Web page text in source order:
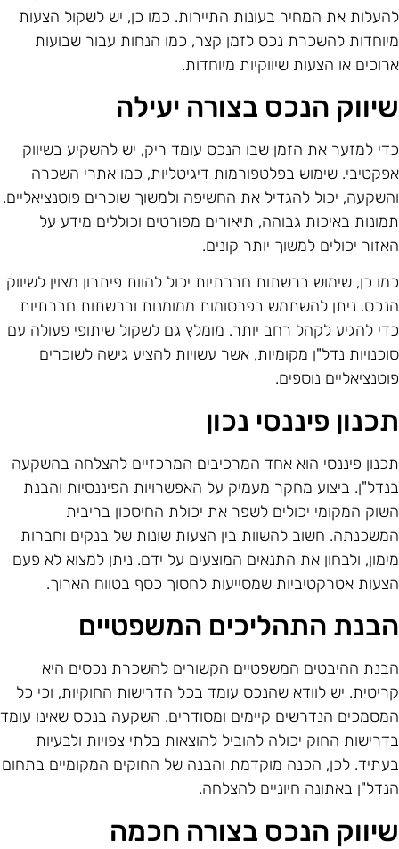
את המחיר בעונות התיירות. כמו כן, יש לשקול הצעות
להשכרת נכס לזמן קצר, כמו הנחות עבור שבועות
או הצעות שיווקיות מיוחדות.
הנכס בצורה יעילה
למזער את הזמן שבו הנכס עומד ריק, יש להשקיע בשיווק
שימוש בפלטפורמות דיגיטליות, כמו אתרי השכרה
יכול להגדיל את החשיפה ולמשוך שוכרים פוטנציאליים.
באיכות גבוהה, תיאורים מפורטים וכוללים מידע על
יכולים למשוך יותר קונים.
כן, שימוש ברשתות חברתיות יכול להוות פיתרון מצוין לשיווק
ניתן להשתמש בפרסומות ממומנות וברשתות חברתיות
להגיע לקהל רחב יותר. מומלץ גם לשקול שיתופי פעולה עם
נדל"ן מקומיות, אשר עשויות להציע גישה לשוכרים
נוספים.
פיננסי נכון
פיננסי הוא אחד המרכיבים המרכזיים להצלחה בהשקעה
ביצוע מחקר מעמיק על האפשרויות הפיננסיות והבנת
המקומי יכולים לשפר את יכולת החיסכון בריבית
חשוב להשוות בין הצעות שונות של בנקים וחברות
ולבחון את התנאים המוצעים על ידם. ניתן למצוא לא פעם
אטרקטיביות שמסייעות לחסוך כסף בטווח הארוך.
התהליכים המשפטיים
ההיבטים המשפטיים הקשורים להשכרת נכסים היא
יש לוודא שהנכס עומד בכל הדרישות החוקיות, וכי כל
הנדרשים קיימים ומסודרים. השקעה בנכס שאינו עומד
החוק יכולה להוביל להוצאות בלתי צפויות ולבעיות
לכן, הכנה מוקדמת והבנה של החוקים המקומיים בתחום
באתונה חיוניים להצלחה.
הנכס בצורה חכמה